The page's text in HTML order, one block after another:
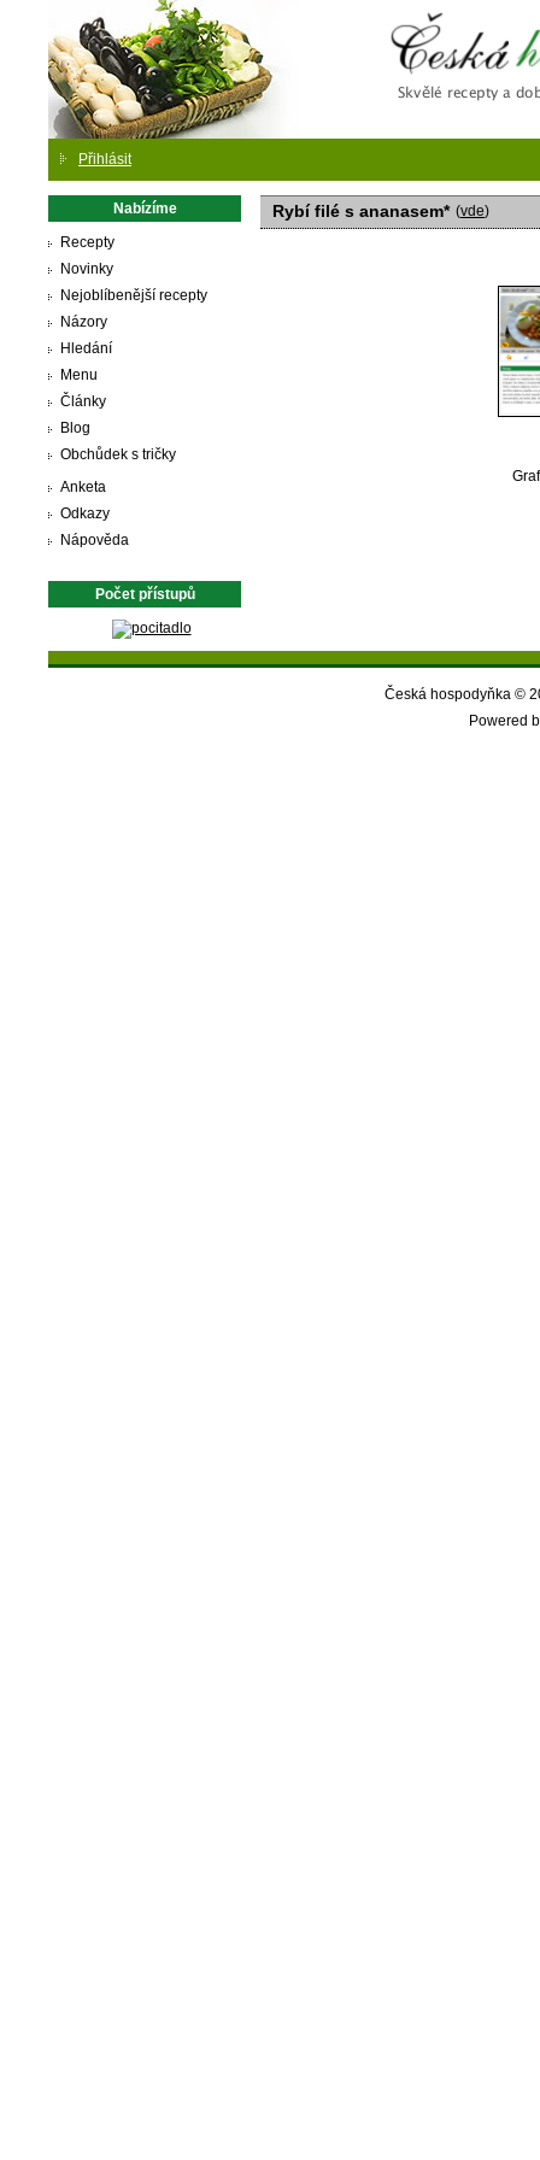
Přihlásit
Nabízíme
Recepty
Novinky
Nejoblíbenější recepty
Názory
Hledání
Menu
Články
Blog
Obchůdek s tričky
Anketa
Odkazy
Nápověda
Počet přístupů
Rybí filé s ananasem* (vde)
Česká hospodyňka ©
Powered